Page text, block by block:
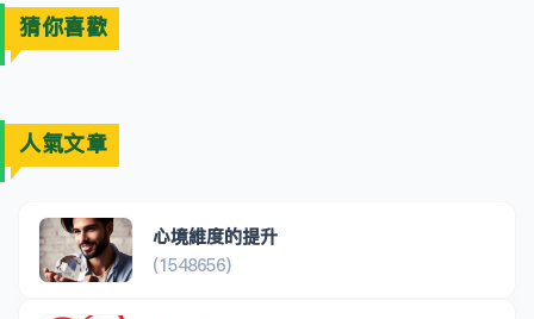
猜你喜歡
人氣文章
心境維度的提升
(1548656)